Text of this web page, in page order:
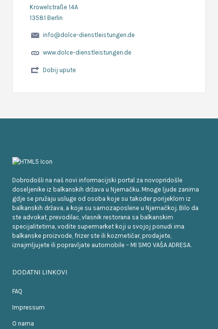
Krowelstraße 14A
13581 Berlin
info@dolce-dienstleistungen.de
www.dolce-dienstleistungen.de
Dobij upute
Dobrodošli na naš novi informacijski portal za novopridošle
doseljenike iz balkanskih država u Njemačku. Mnoge ljude zanima
gdje se pružaju usluge od osoba koje su također porijeklom iz
balkanskih država, a koje su samozaposlene u Njemačkoj. Bilo da
ste advokat, prevodilac, vlasnik restorana sa balkanskim
specijalitetima, vodite supermarket koji u svojoj ponudi ima
balkanske proizvode, frizer ste ili kozmetičar, prodajete,
iznajmljujete ili popravljate automobile – MI SMO VAŠA ADRESA.
DODATNI LINKOVI
FAQ
Impressum
O nama